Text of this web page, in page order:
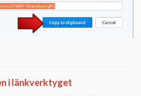
i länkverktyget